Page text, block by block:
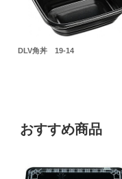
DLV角丼 19-14
おすすめ商品